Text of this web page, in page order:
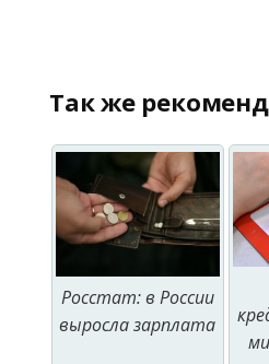
Так же
Росстат: в России
выросла зарплата